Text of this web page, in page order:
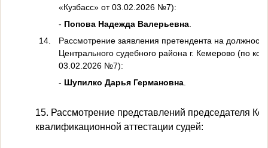
«Кузбасс» от 03.02.2026 №7):
- Попова Надежда Валерьевна.
14.
Рассмотрение заявления претендента на
Центрального судебного района г. Кемерово (по
03.02.2026 №7):
- Шупилко Дарья Германовна.
15. Рассмотрение представлений председателя
квалификационной аттестации судей: